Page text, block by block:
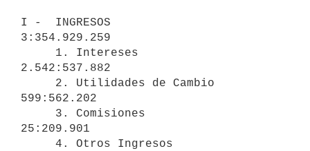
I -  INGRESOS
3:354.929.259
2.542:537.882
599:562.202
25:209.901